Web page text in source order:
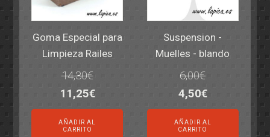
Goma Especial para
Limpieza Railes
14,30€
El
precio
original
11,25€El
precio
actual
AÑADIR AL
CARRITO
Suspension -
Muelles - blando
6,00€
El
precio
original
4,50€El
precio
actual
AÑADIR AL
CARRITO